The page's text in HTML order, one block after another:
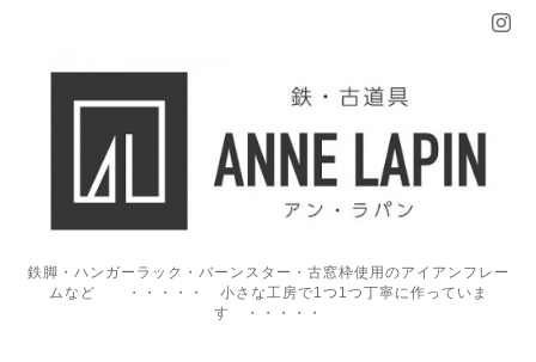
鉄脚・ハンガーラック・バーンスター・古窓枠使用のアイアンフレー
ムなど ・・・・・ 小さな工房で1つ1つ丁寧に作っていま
す ・・・・・